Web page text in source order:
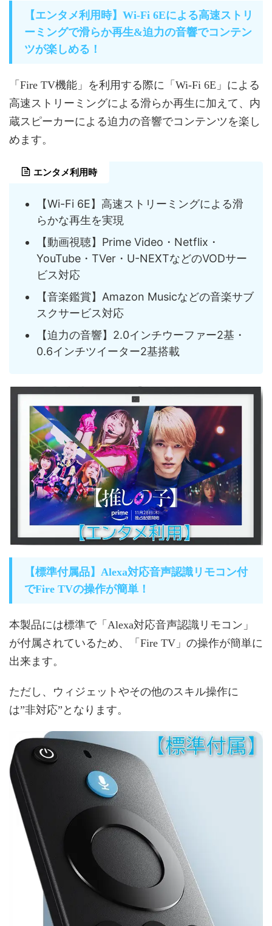
【エンタメ利用時】Wi-Fi 6Eによる高速ストリ
ーミングで滑らか再生&迫力の音響でコンテン
ツが楽しめる！
「Fire TV機能」を利用する際に「Wi-Fi 6E」による
高速ストリーミングによる滑らか再生に加えて、内
蔵スピーカーによる迫力の音響でコンテンツを楽し
めます。
エンタメ利用時
【Wi-Fi 6E】高速ストリーミングによる滑
らかな再生を実現
【動画視聴】Prime Video・Netflix・
YouTube・TVer・U-NEXTなどのVODサー
ビス対応
【音楽鑑賞】Amazon Musicなどの音楽サブ
スクサービス対応
【迫力の音響】2.0インチウーファー2基・
0.6インチツイーター2基搭載
【標準付属品】Alexa対応音声認識リモコン付
でFire TVの操作が簡単！
本製品には標準で「Alexa対応音声認識リモコン」
が付属されているため、「Fire TV」の操作が簡単に
出来ます。
ただし、ウィジェットやその他のスキル操作に
は”非対応”となります。